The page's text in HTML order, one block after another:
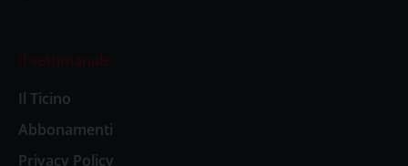
Il settimanale
Il Ticino
Abbonamenti
Privacy Policy